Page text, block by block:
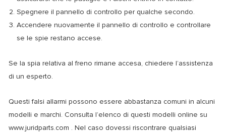
Spegnere il pannello di controllo per qualche secondo.
Accendere nuovamente il pannello di controllo e controllare
se le spie restano accese.
Se la spia relativa al freno rimane accesa, chiedere l’assistenza
di un esperto.
Questi falsi allarmi possono essere abbastanza comuni in alcuni
modelli e marchi. Consulta l’elenco di questi modelli online su
www.juridparts.com . Nel caso dovessi riscontrare qualsiasi